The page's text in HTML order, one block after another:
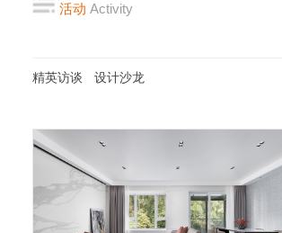
活动 Activity
精英访谈 设计沙龙